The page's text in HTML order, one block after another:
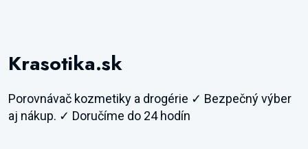
Krasotika.sk
Porovnávač kozmetiky a drogérie ✓ Bezpečný výber
aj nákup. ✓ Doručíme do 24 hodín